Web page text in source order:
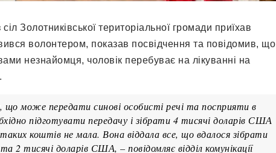
Золотниківської територіальної громади приїхав
волонтером, показав посвідчення та повідомив, що
незнайомця, чоловік перебуває на лікуванні на
що може передати синові особисті речі та посприяти в
підготувати передачу і зібрати 4 тисячі доларів США
коштів не мала. Вона віддала все, що вдалося зібрати
2 тисячі доларів США, – повідомляє відділ комунікації